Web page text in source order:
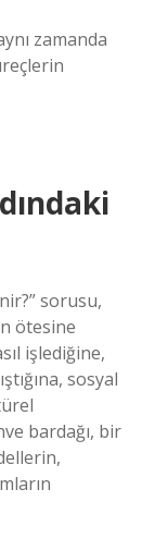
zamanda
sorusu,
ötesine
işlediğine,
sosyal
bardağı, bir